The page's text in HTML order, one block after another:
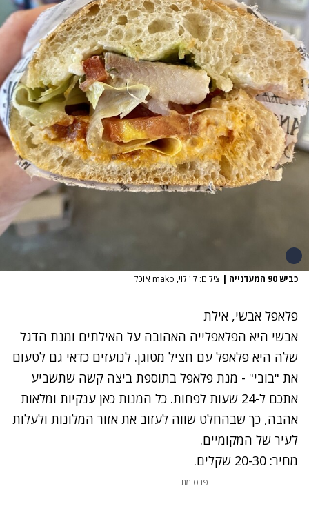
כביש 90 המעדנייה | צילום: לין לוי, mako אוכל
פלאפל אבשי, אילת
אבשי היא הפלאפלייה האהובה על האילתים ומנת הדגל
שלה היא פלאפל עם חציל מטוגן. לנועזים כדאי גם לטעום
את "בובי" - מנת פלאפל בתוספת ביצה קשה שתשביע
אתכם ל-24 שעות לפחות. כל המנות כאן ענקיות ומלאות
אהבה, כך שבהחלט שווה לעזוב את אזור המלונות ולעלות
לעיר של המקומיים.
מחיר: 20-30 שקלים.
פרסומת